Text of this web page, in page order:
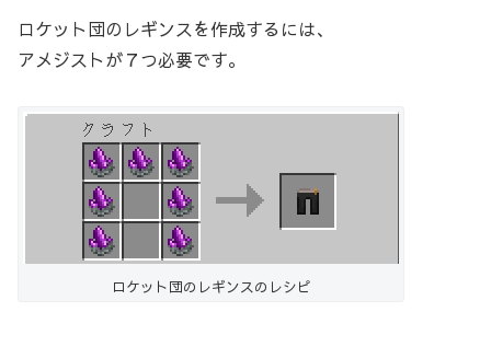
ロケット団のレギンスを作成するには、
アメジストが７つ必要です。
ロケット団のレギンスのレシピ